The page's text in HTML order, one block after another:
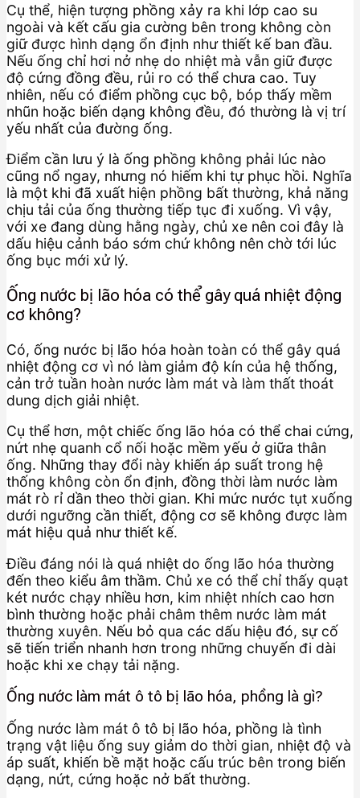
Cụ thể, hiện tượng phồng xảy ra khi lớp cao su
ngoài và kết cấu gia cường bên trong không còn
giữ được hình dạng ổn định như thiết kế ban đầu.
Nếu ống chỉ hơi nở nhẹ do nhiệt mà vẫn giữ được
độ cứng đồng đều, rủi ro có thể chưa cao. Tuy
nhiên, nếu có điểm phồng cục bộ, bóp thấy mềm
nhũn hoặc biến dạng không đều, đó thường là vị trí
yếu nhất của đường ống.
Điểm cần lưu ý là ống phồng không phải lúc nào
cũng nổ ngay, nhưng nó hiếm khi tự phục hồi. Nghĩa
là một khi đã xuất hiện phồng bất thường, khả năng
chịu tải của ống thường tiếp tục đi xuống. Vì vậy,
với xe đang dùng hằng ngày, chủ xe nên coi đây là
dấu hiệu cảnh báo sớm chứ không nên chờ tới lúc
ống bục mới xử lý.
Ống nước bị lão hóa có thể gây quá nhiệt động
cơ không?
Có, ống nước bị lão hóa hoàn toàn có thể gây quá
nhiệt động cơ vì nó làm giảm độ kín của hệ thống,
cản trở tuần hoàn nước làm mát và làm thất thoát
dung dịch giải nhiệt.
Cụ thể hơn, một chiếc ống lão hóa có thể chai cứng,
nứt nhẹ quanh cổ nối hoặc mềm yếu ở giữa thân
ống. Những thay đổi này khiến áp suất trong hệ
thống không còn ổn định, đồng thời làm nước làm
mát rò rỉ dần theo thời gian. Khi mức nước tụt xuống
dưới ngưỡng cần thiết, động cơ sẽ không được làm
mát hiệu quả như thiết kế.
Điều đáng nói là quá nhiệt do ống lão hóa thường
đến theo kiểu âm thầm. Chủ xe có thể chỉ thấy quạt
két nước chạy nhiều hơn, kim nhiệt nhích cao hơn
bình thường hoặc phải châm thêm nước làm mát
thường xuyên. Nếu bỏ qua các dấu hiệu đó, sự cố
sẽ tiến triển nhanh hơn trong những chuyến đi dài
hoặc khi xe chạy tải nặng.
Ống nước làm mát ô tô bị lão hóa, phồng là gì?
Ống nước làm mát ô tô bị lão hóa, phồng là tình
trạng vật liệu ống suy giảm do thời gian, nhiệt độ và
áp suất, khiến bề mặt hoặc cấu trúc bên trong biến
dạng, nứt, cứng hoặc nở bất thường.